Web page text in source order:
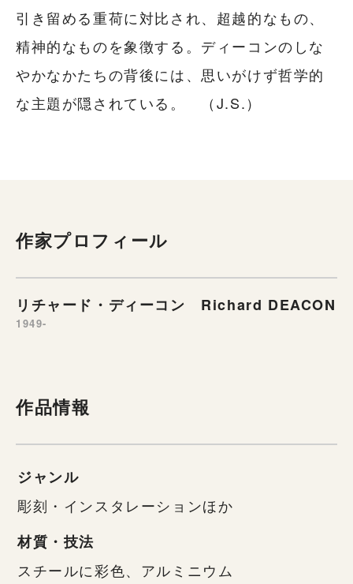
引き留める重荷に対比され、超越的なもの、
精神的なものを象徴する。ディーコンのしな
やかなかたちの背後には、思いがけず哲学的
な主題が隠されている。 （J.S.）
作家プロフィール
リチャード・ディーコン Richard DEACON
1949-
作品情報
ジャンル
彫刻・インスタレーションほか
材質・技法
スチールに彩色、アルミニウム